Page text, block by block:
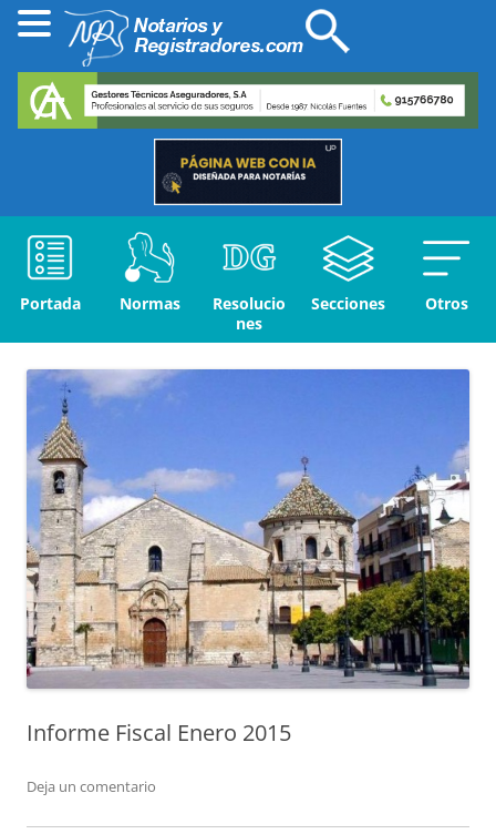
Portada Normas
Resolucio
nes
Secciones Otros
Informe Fiscal Enero 2015
Deja un comentario